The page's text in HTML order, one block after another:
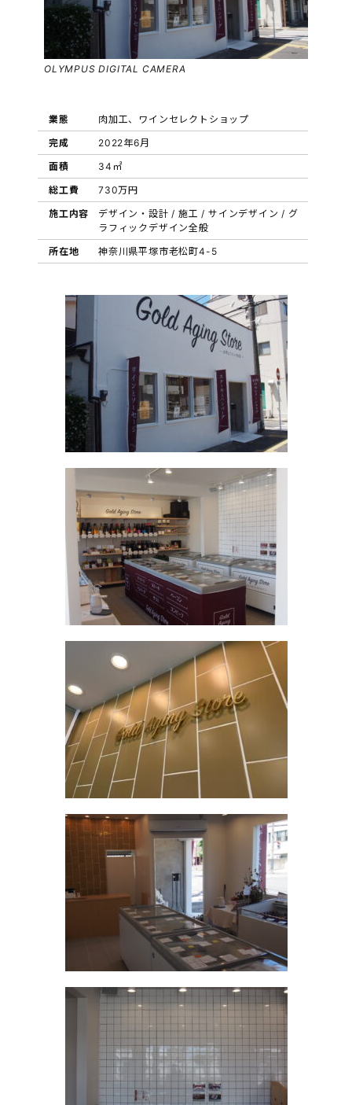
OLYMPUS DIGITAL CAMERA
業態
肉加工、ワインセレクトショップ
完成
2022年6月
面積
34㎡
総工費
730万円
施工内容
デザイン・設計 / 施工 / サインデザイン / グ
ラフィックデザイン全般
所在地
神奈川県平塚市老松町4-5